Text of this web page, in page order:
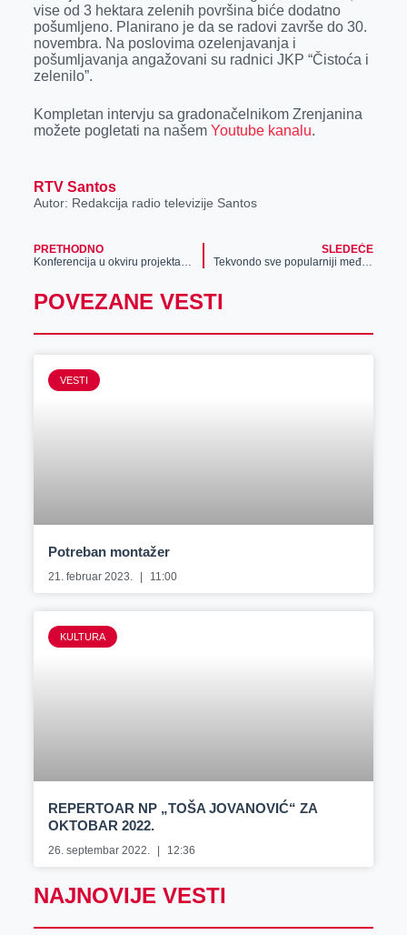
vise od 3 hektara zelenih površina biće dodatno
pošumljeno. Planirano je da se radovi završe do 30.
novembra. Na poslovima ozelenjavanja i
pošumljavanja angažovani su radnici JKP “Čistoća i
zelenilo”.
Kompletan intervju sa gradonačelnikom Zrenjanina
možete pogletati na našem Youtube kanalu.
RTV Santos
Autor: Redakcija radio televizije Santos
PRETHODNO
Konferencija u okviru projekta „Razvoj održivog tržišta bioenergije u Republici Srbiji“
SLEDEĆE
Tekvondo sve popularniji među decom i omladinom
POVEZANE VESTI
VESTI
Potreban montažer
21. februar 2023. 11:00
KULTURA
REPERTOAR NP „TOŠA JOVANOVIĆ“ ZA
OKTOBAR 2022.
26. septembar 2022. 12:36
NAJNOVIJE VESTI